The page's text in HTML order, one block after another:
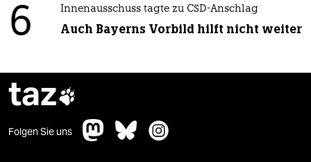
6 Innenausschuss tagte zu CSD-Anschlag
Auch Bayerns Vorbild hilft nicht weiter
taz
Folgen Sie uns